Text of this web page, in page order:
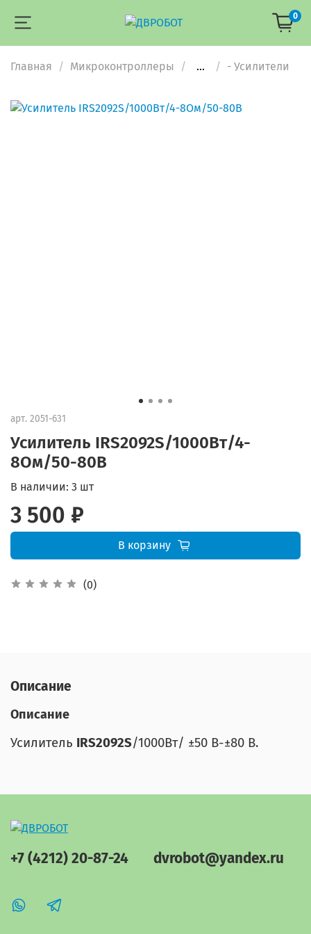
0
Главная Микроконтроллеры ... - Усилители
арт. 2051-631
Усилитель IRS2092S/1000Вт/4-
8Ом/50-80В
(0)
В наличии: 3 шт
3 500 ₽
В корзину
Описание
Описание
Усилитель IRS2092S/1000Вт/ ±50 В-±80 В.
+7 (4212) 20-87-24 dvrobot@yandex.ru